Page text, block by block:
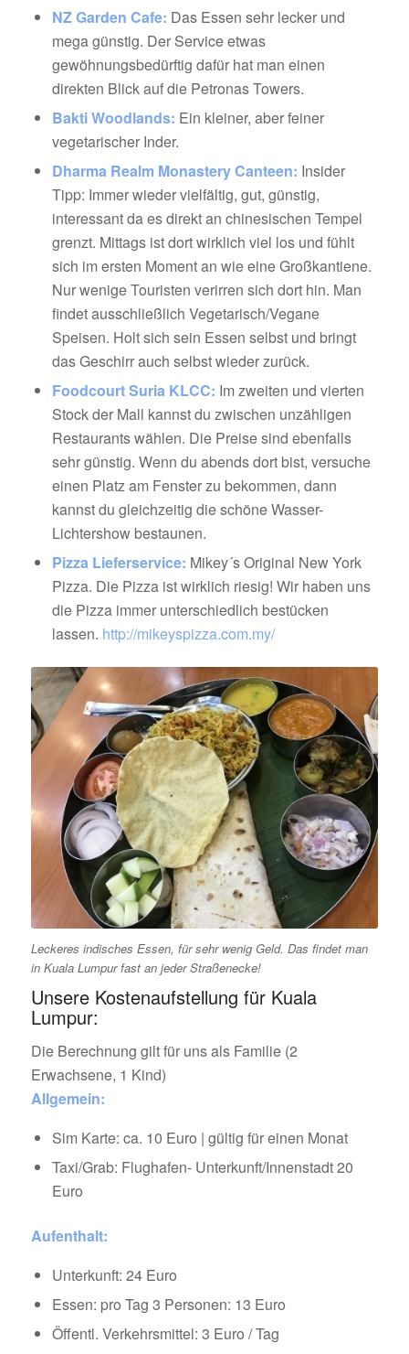
NZ Garden Cafe: Das Essen sehr lecker und
mega günstig. Der Service etwas
gewöhnungsbedürftig dafür hat man einen
direkten Blick auf die Petronas Towers.
Bakti Woodlands: Ein kleiner, aber feiner
vegetarischer Inder.
Dharma Realm Monastery Canteen: Insider
Tipp: Immer wieder vielfältig, gut, günstig,
interessant da es direkt an chinesischen Tempel
grenzt. Mittags ist dort wirklich viel los und fühlt
sich im ersten Moment an wie eine Großkantiene.
Nur wenige Touristen verirren sich dort hin. Man
findet ausschließlich Vegetarisch/Vegane
Speisen. Holt sich sein Essen selbst und bringt
das Geschirr auch selbst wieder zurück.
Foodcourt Suria KLCC: Im zweiten und vierten
Stock der Mall kannst du zwischen unzähligen
Restaurants wählen. Die Preise sind ebenfalls
sehr günstig. Wenn du abends dort bist, versuche
einen Platz am Fenster zu bekommen, dann
kannst du gleichzeitig die schöne Wasser-
Lichtershow bestaunen.
Pizza Lieferservice: Mikey´s Original New York
Pizza. Die Pizza ist wirklich riesig! Wir haben uns
die Pizza immer unterschiedlich bestücken
lassen. http://mikeyspizza.com.my/
Leckeres indisches Essen, für sehr wenig Geld. Das findet man
in Kuala Lumpur fast an jeder Straßenecke!
Unsere Kostenaufstellung für Kuala
Lumpur:
Die Berechnung gilt für uns als Familie (2
Erwachsene, 1 Kind)
Allgemein:
Sim Karte: ca. 10 Euro | gültig für einen Monat
Taxi/Grab: Flughafen- Unterkunft/Innenstadt 20
Euro
Aufenthalt:
Unterkunft: 24 Euro
Essen: pro Tag 3 Personen: 13 Euro
Öffentl. Verkehrsmittel: 3 Euro / Tag